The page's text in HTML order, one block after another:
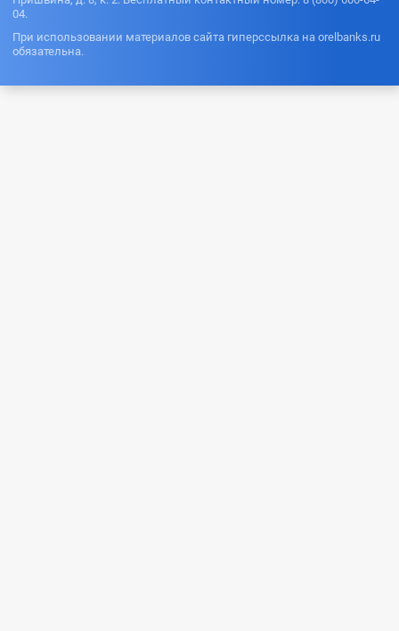
04.
При использовании материалов сайта гиперссылка на orelbanks.ru
обязательна.